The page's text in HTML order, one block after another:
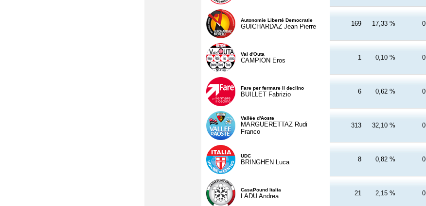
Autonomie Liberté Democratie
GUICHARDAZ Jean Pierre 169 17,33 % 0
Val d'Outa
CAMPION Eros 1 0,10 % 0
Fare per fermare il declino
BUILLET Fabrizio 6 0,62 % 0
Vallée d'Aoste
MARGUERETTAZ Rudi
Franco
313 32,10 % 0
UDC
BRINGHEN Luca 8 0,82 % 0
CasaPound Italia
LADU Andrea 21 2,15 % 0